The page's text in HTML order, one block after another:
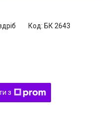
Код: БК 2643
з